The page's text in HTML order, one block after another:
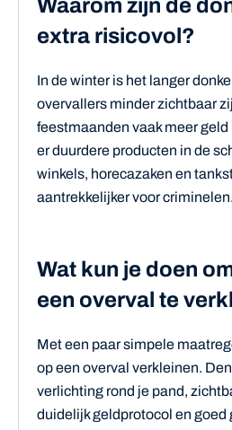
Waarom zijn de
extra risicovol?
In de winter is het langer
overvallers minder zichtbaar
feestmaanden vaak meer geld
er duurdere producten in de
winkels, horecazaken en
aantrekkelijker voor criminelen.
Wat kun je doen
een overval te
Met een paar simpele
op een overval verkleinen.
verlichting rond je pand,
duidelijk geldprotocol en goed